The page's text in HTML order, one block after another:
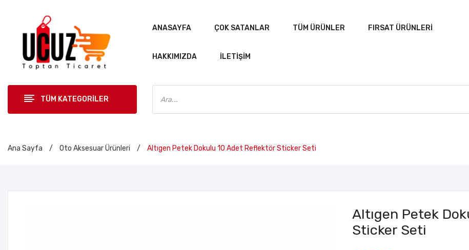
ANASAYFA ÇOK SATANLAR TÜM ÜRÜNLER FIRSAT ÜRÜNLERI
HAKKIMIZDA İLETIŞIM
TÜM KATEGORİLER
Products
search
ANASAYFA ÇOK SATANLAR
Ana Sayfa / Oto Aksesuar Ürünleri / Altıgen Petek Dokulu 10 Adet Reflektör Sticker Seti
Altıgen Petek
Sticker Seti